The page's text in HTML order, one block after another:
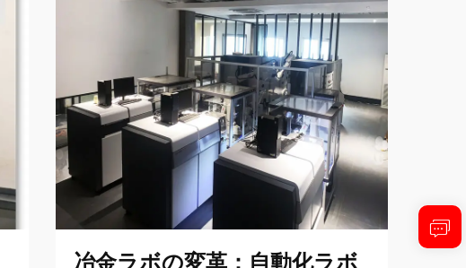
冶金ラボの変革：自動化ラボ